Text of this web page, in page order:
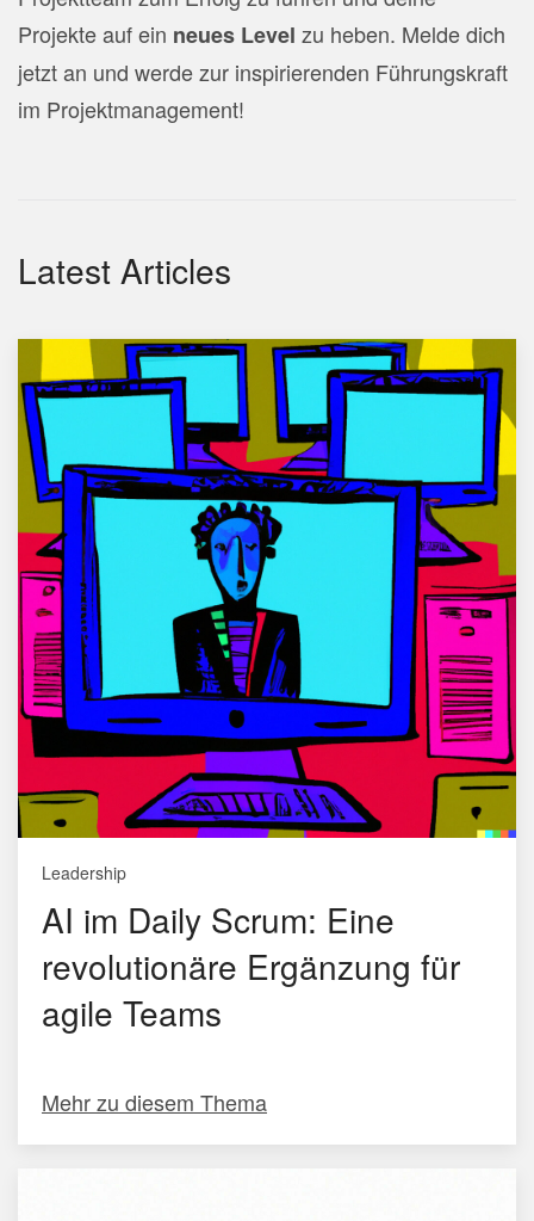
Projekte auf ein neues Level zu heben. Melde dich
jetzt an und werde zur inspirierenden Führungskraft
im Projektmanagement!
Latest Articles
Leadership
AI im Daily Scrum: Eine
revolutionäre Ergänzung für
agile Teams
Mehr zu diesem Thema